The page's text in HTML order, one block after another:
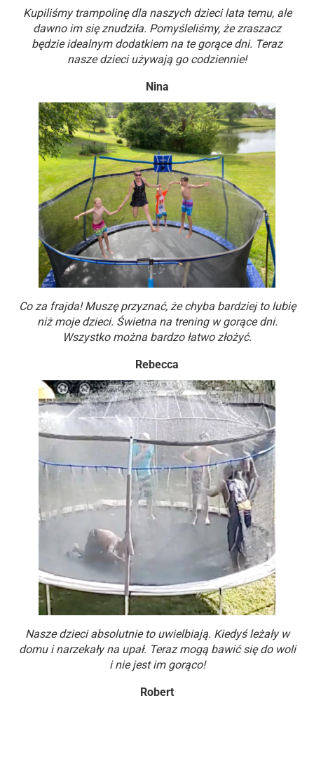
Kupiliśmy trampolinę dla naszych dzieci lata temu, ale
dawno im się znudziła. Pomyśleliśmy, że zraszacz
będzie idealnym dodatkiem na te gorące dni. Teraz
nasze dzieci używają go codziennie!
Nina
Co za frajda! Muszę przyznać, że chyba bardziej to lubię
niż moje dzieci. Świetna na trening w gorące dni.
Wszystko można bardzo łatwo złożyć.
Rebecca
Nasze dzieci absolutnie to uwielbiają. Kiedyś leżały w
domu i narzekały na upał. Teraz mogą bawić się do woli
i nie jest im gorąco!
Robert